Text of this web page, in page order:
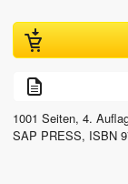
1001 Seiten, 4.
SAP PRESS, ISBN